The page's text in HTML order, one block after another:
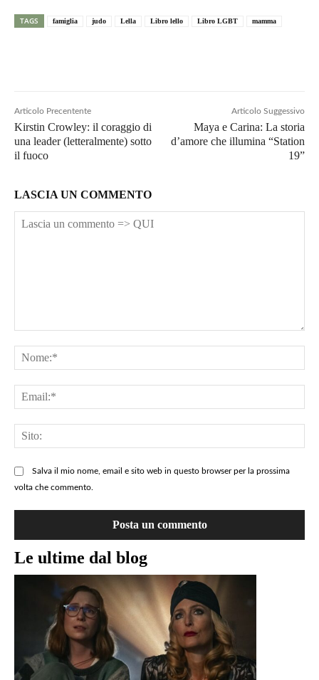
TAGS famiglia judo Lella Libro lello Libro LGBT mamma
Articolo Precentente
Kirstin Crowley: il coraggio di
una leader (letteralmente) sotto
il fuoco
Articolo Suggessivo
Maya e Carina: La storia
d’amore che illumina “Station
19”
LASCIA UN COMMENTO
un
commento
=>
QUI
Salva il mio nome, email e sito web in questo browser per la prossima
volta che commento.
Le ultime dal blog